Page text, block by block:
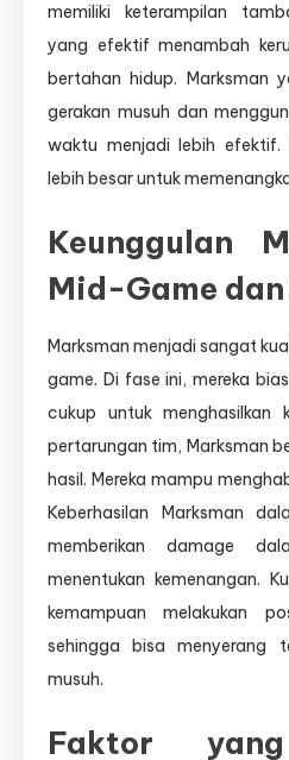
memiliki keterampilan
yang efektif menambah
bertahan hidup. Marksman
gerakan musuh dan
waktu menjadi lebih efektif.
lebih besar untuk
Keunggulan
Mid-Game
Marksman menjadi sangat
game. Di fase ini, mereka
cukup untuk menghasilkan
pertarungan tim, Marksman
hasil. Mereka mampu
Keberhasilan Marksman
memberikan damage
menentukan kemenangan.
kemampuan melakukan
sehingga bisa menyerang
musuh.
Faktor